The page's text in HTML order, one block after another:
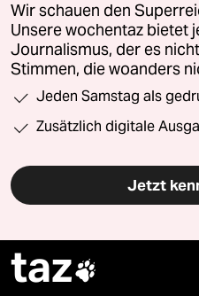
Wir schauen den
Unsere wochentaz bietet
Journalismus, der es
Stimmen, die woanders
Jeden Samstag als
Zusätzlich digitale
Jetzt
taz